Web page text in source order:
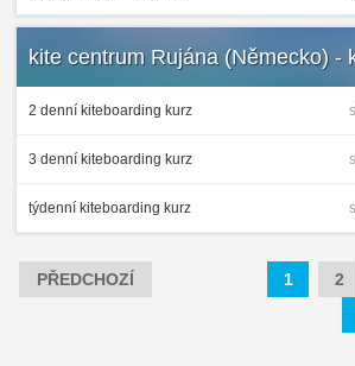
kite centrum Rujána (Německo) -
2 denní kiteboarding kurz
3 denní kiteboarding kurz
týdenní kiteboarding kurz
PŘEDCHOZÍ 1 2